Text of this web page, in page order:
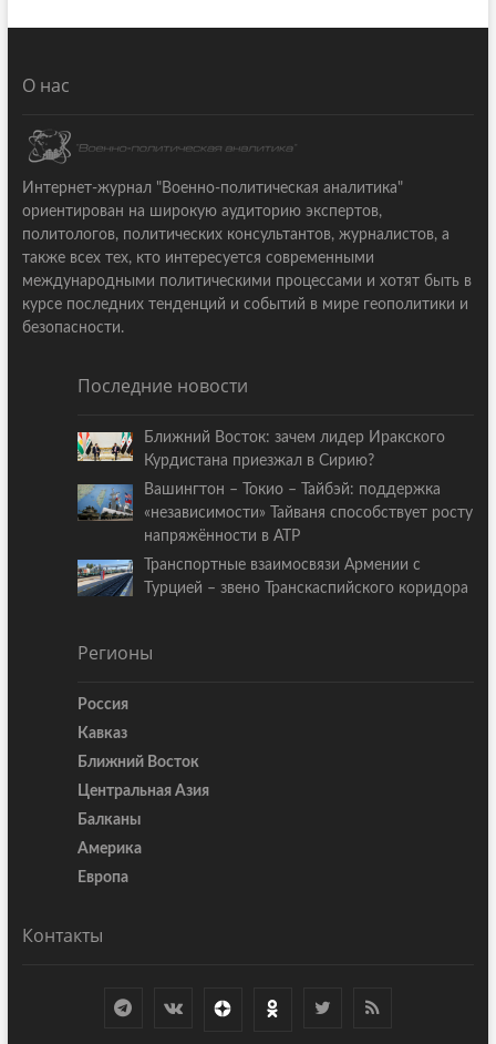
О нас
Интернет-журнал "Военно-политическая аналитика"
ориентирован на широкую аудиторию экспертов,
политологов, политических консультантов, журналистов, а
также всех тех, кто интересуется современными
международными политическими процессами и хотят быть в
курсе последних тенденций и событий в мире геополитики и
безопасности.
Последние новости
Ближний Восток: зачем лидер Иракского
Курдистана приезжал в Сирию?
Вашингтон – Токио – Тайбэй: поддержка
«независимости» Тайваня способствует росту
напряжённости в АТР
Транспортные взаимосвязи Армении с
Турцией – звено Транскаспийского коридора
Регионы
Россия
Кавказ
Ближний Восток
Центральная Азия
Балканы
Америка
Европа
Контакты